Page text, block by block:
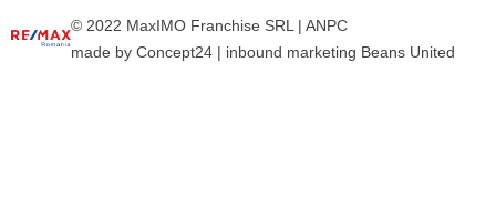
© 2022 MaxIMO Franchise SRL | ANPC
made by Concept24| inbound marketing Beans United